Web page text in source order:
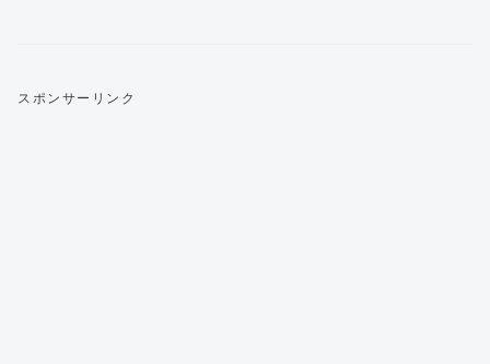
スポンサーリンク